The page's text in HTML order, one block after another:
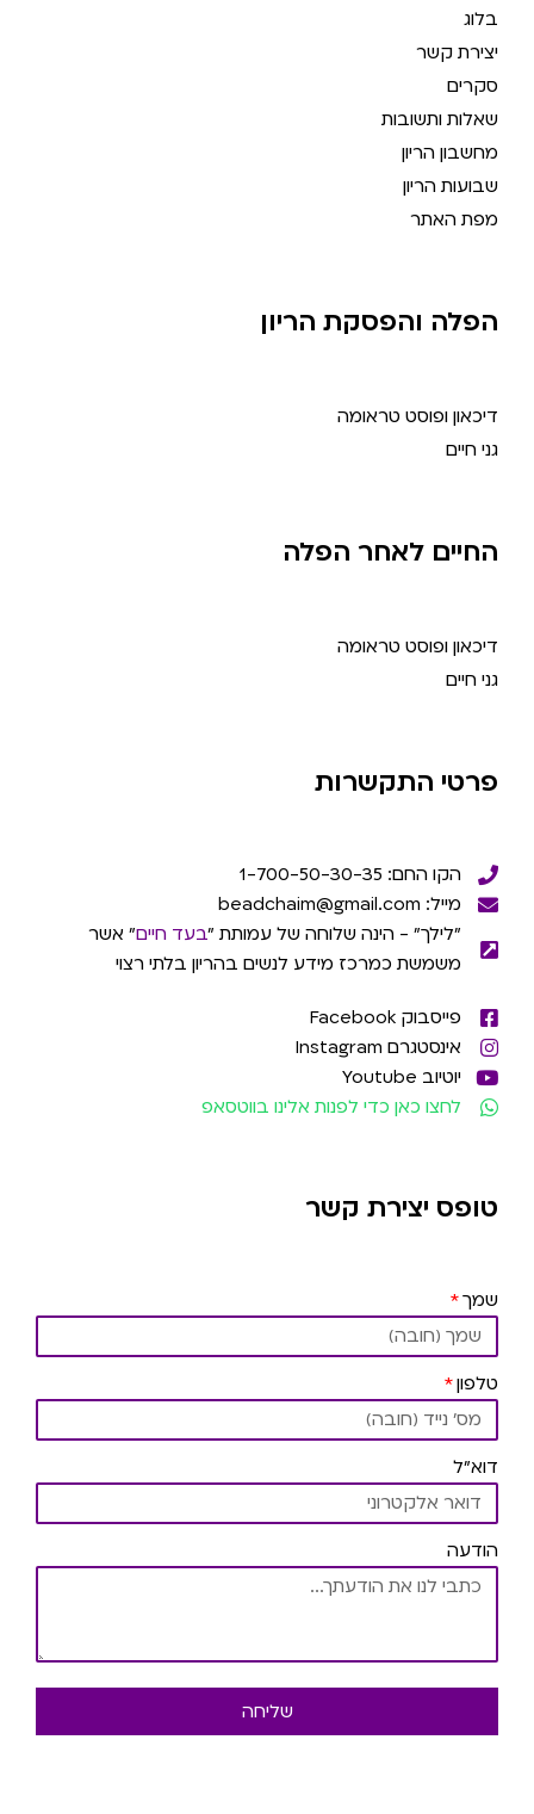
בלוג
יצירת קשר
סקרים
שאלות ותשובות
מחשבון הריון
שבועות הריון
מפת האתר
הפלה והפסקת הריון
דיכאון ופוסט טראומה
גני חיים
החיים לאחר הפלה
דיכאון ופוסט טראומה
גני חיים
פרטי התקשרות
הקו החם: 1-700-50-30-35
מייל: beadchaim@gmail.com
"לילך" - הינה שלוחה של עמותת "בעד חיים" אשר
משמשת כמרכז מידע לנשים בהריון בלתי רצוי
פייסבוק Facebook
אינסטגרם Instagram
יוטיוב Youtube
לחצו כאן כדי לפנות אלינו בווטסאפ
טופס יצירת קשר
שמך
טלפון
דוא"ל
הודעה
שליחה